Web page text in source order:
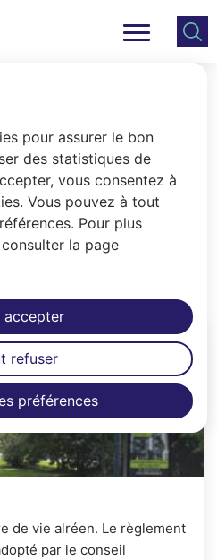
pour assurer le bon
des statistiques de
vous consentez à
Vous pouvez à tout
Pour plus
la page
préférences
accepter
refuser
Consulter
le plan
Menu principal
cadre de vie alréen.
de publicité et ses
de vie alréen. Le règlement
par le conseil